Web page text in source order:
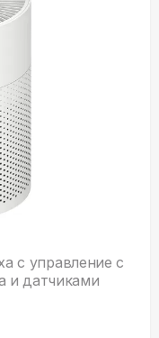
c управление с
и датчиками